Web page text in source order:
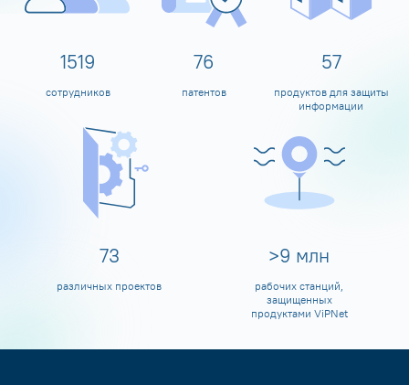
1600
сотрудников
80
патентов
60
продуктов для защиты
информации
80
различных проектов
>10 млн
рабочих станций,
защищенных
продуктами ViPNet